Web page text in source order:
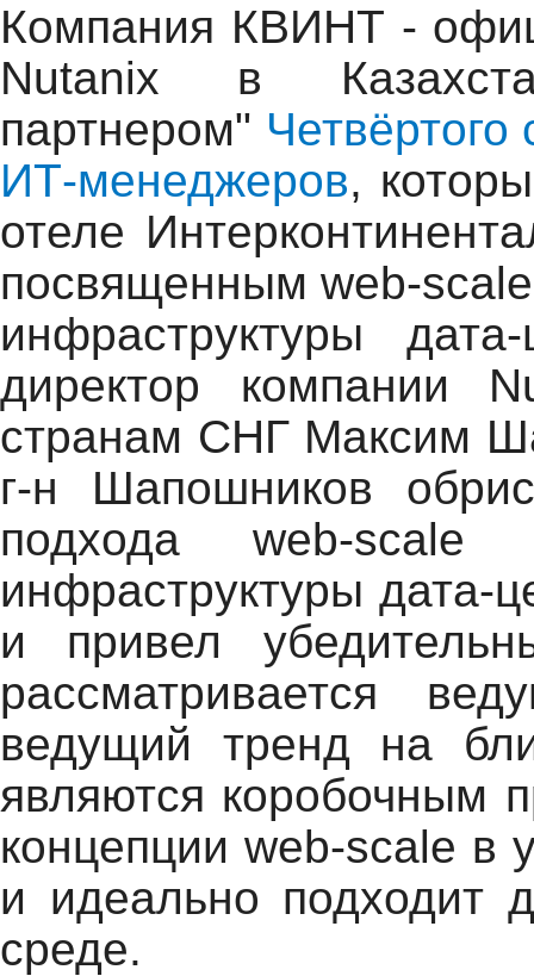
Компания КВИНТ -
Nutanix в
партнером" Четвёртого
ИТ-менеджеров,
отеле
посвященным web-
инфраструктуры
директор компании
странам СНГ Максим
г-н Шапошников
подхода web-scale
инфраструктуры дата-
и привел
рассматривается
ведущий тренд на
являются коробочным
концепции web-scale в
и идеально подходит
среде.